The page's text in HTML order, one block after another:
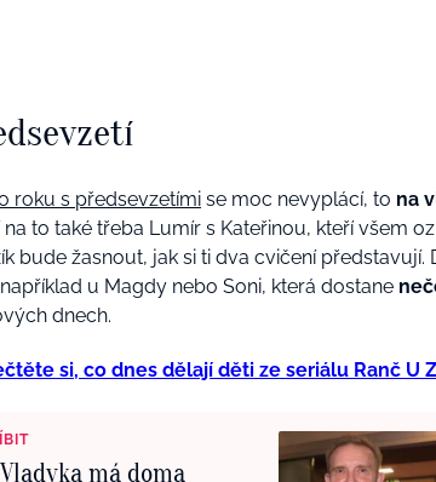
roku s předsevzetími se moc nevyplácí, to na
na to také třeba Lumír s Kateřinou, kteří všem
bude žasnout, jak si ti dva cvičení představují.
u Magdy nebo Soni, která dostane
dnech.
si, co dnes dělají děti ze seriálu Ranč U
má doma